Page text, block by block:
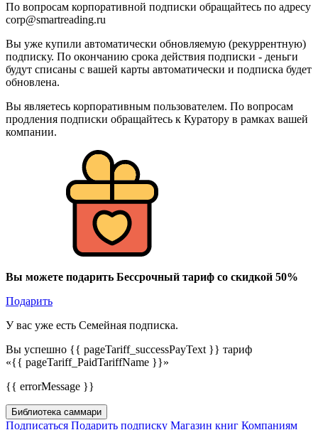
По вопросам корпоративной подписки обращайтесь по адресу
corp@smartreading.ru
Вы уже купили автоматически обновляемую (рекуррентную)
подписку. По окончанию срока действия подписки - деньги
будут списаны с вашей карты автоматически и подписка будет
обновлена.
Вы являетесь корпоративным пользователем. По вопросам
продления подписки обращайтесь к Куратору в рамках вашей
компании.
Вы можете подарить Бессрочный тариф со скидкой 50%
Подарить
У вас уже есть Семейная подписка.
Вы успешно {{ pageTariff_successPayText }} тариф
«{{ pageTariff_PaidTariffName }}»
{{ errorMessage }}
Библиотека саммари
Подписаться Подарить подписку Магазин книг Компаниям